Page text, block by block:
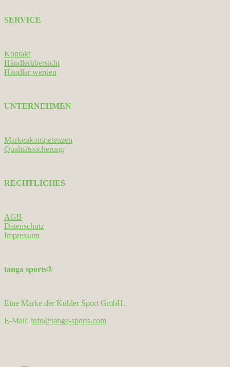
SERVICE
Kontakt
Händlerübersicht
Händler werden
UNTERNEHMEN
Markenkompetenzen
Qualitätssicherung
RECHTLICHES
AGB
Datenschutz
Impressum
tanga sports®
Eine Marke der Kübler Sport GmbH.
E-Mail: info@tanga-sports.com